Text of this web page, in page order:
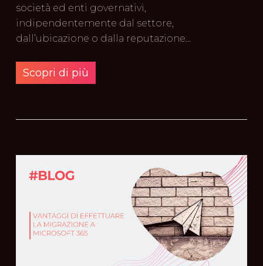
società ed enti governativi,
indipendentemente dal settore,
dall’ubicazione o dalla reputazione…
Scopri di più